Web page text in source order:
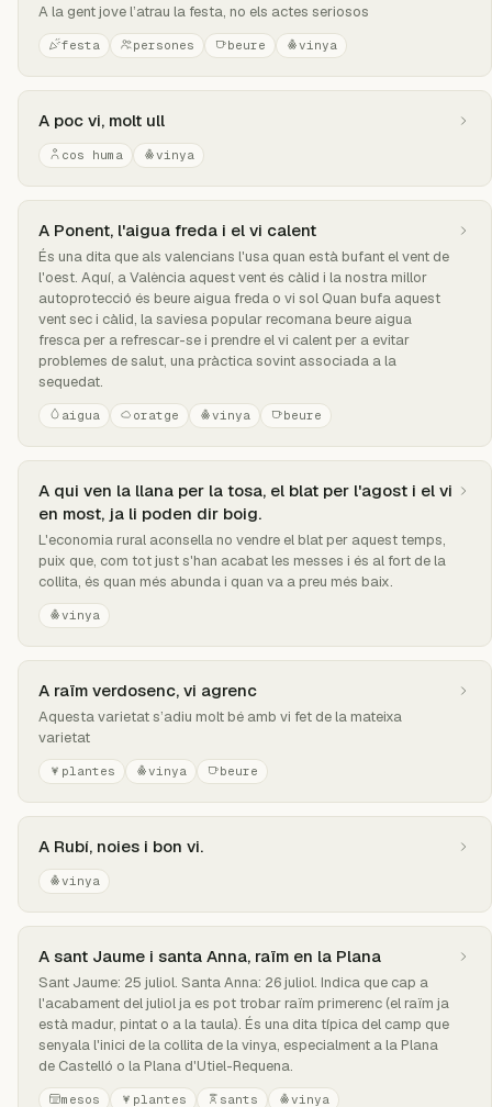
A la gent jove l’atrau la festa, no els actes seriosos
festa persones beure vinya
A poc vi, molt ull
cos huma vinya
A Ponent, l'aigua freda i el vi calent
És una dita que als valencians l'usa quan està bufant el vent de
l'oest. Aquí, a València aquest vent és càlid i la nostra millor
autoprotecció és beure aigua freda o vi sol Quan bufa aquest
vent sec i càlid, la saviesa popular recomana beure aigua
fresca per a refrescar-se i prendre el vi calent per a evitar
problemes de salut, una pràctica sovint associada a la
sequedat.
aigua oratge vinya beure
A qui ven la llana per la tosa, el blat per l'agost i el vi
en most, ja li poden dir boig.
L'economia rural aconsella no vendre el blat per aquest temps,
puix que, com tot just s'han acabat les messes i és al fort de la
collita, és quan més abunda i quan va a preu més baix.
vinya
A raïm verdosenc, vi agrenc
Aquesta varietat s’adiu molt bé amb vi fet de la mateixa
varietat
plantes vinya beure
A Rubí, noies i bon vi.
vinya
A sant Jaume i santa Anna, raïm en la Plana
Sant Jaume: 25 juliol. Santa Anna: 26 juliol. Indica que cap a
l'acabament del juliol ja es pot trobar raïm primerenc (el raïm ja
està madur, pintat o a la taula). És una dita típica del camp que
senyala l'inici de la collita de la vinya, especialment a la Plana
de Castelló o la Plana d'Utiel-Requena.
mesos plantes sants vinya